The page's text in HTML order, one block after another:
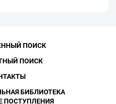
ПОИСК
ПОИСК
БИБЛИОТЕКА
ПОСТУПЛЕНИЯ